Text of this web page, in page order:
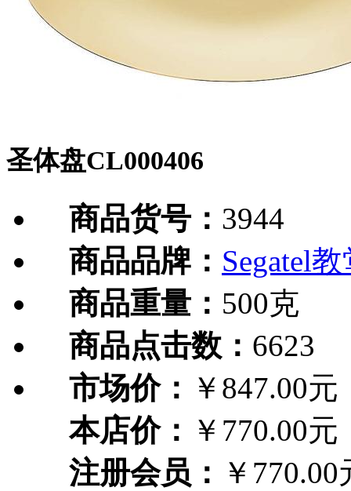
圣体盘CL000406
商品货号： 3944
商品品牌： Segatel
商品重量： 500克
商品点击数： 6623
市场价： ￥847.00元
本店价： ￥770.00元
注册会员： ￥770.00